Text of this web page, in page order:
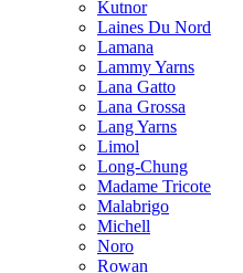
Kutnor
Laines Du Nord
Lamana
Lammy Yarns
Lana Gatto
Lana Grossa
Lang Yarns
Limol
Long-Chung
Madame Tricote
Malabrigo
Michell
Noro
Rowan